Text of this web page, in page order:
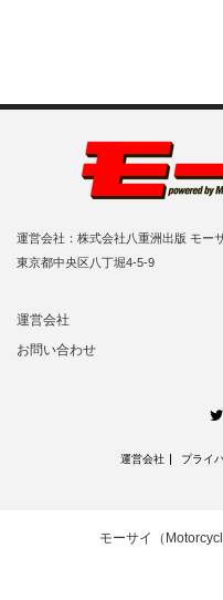
運営会社：株式会社八重洲出版 モー
東京都中央区八丁堀4-5-9
運営会社
お問い合わせ
運営会社 プライ
モーサイ（